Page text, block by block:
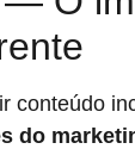
conteúdo
do